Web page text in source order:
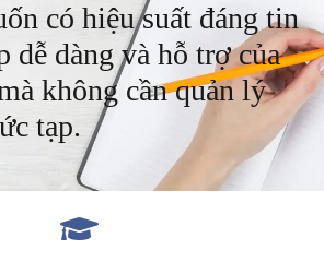
có hiệu suất đáng tin
dễ dàng và hỗ trợ của
không cần quản lý
tạp.